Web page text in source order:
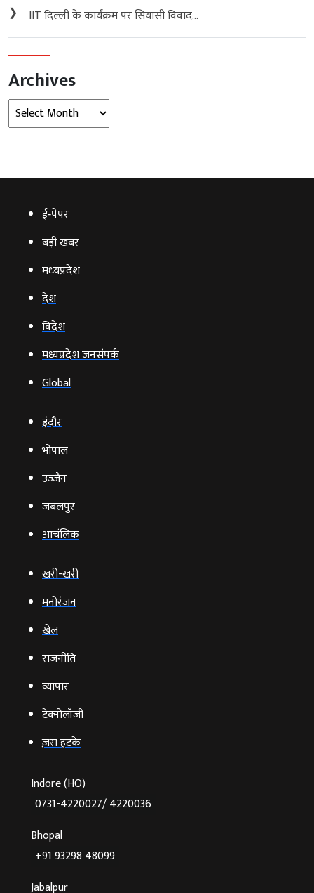
❯ IIT दिल्ली के कार्यक्रम पर सियासी विवाद...
Archives
Archives
ई‑पेपर
बड़ी खबर
मध्‍यप्रदेश
देश
विदेश
मध्यप्रदेश जनसंपर्क
Global
इंदौर
भोपाल
उज्‍जैन
जबलपुर
आचंलिक
खरी-खरी
मनोरंजन
खेल
राजनीति
व्‍यापार
टेक्‍नोलॉजी
ज़रा हटके
Indore (HO)
0731-4220027/ 4220036
Bhopal
+91 93298 48099
Jabalpur